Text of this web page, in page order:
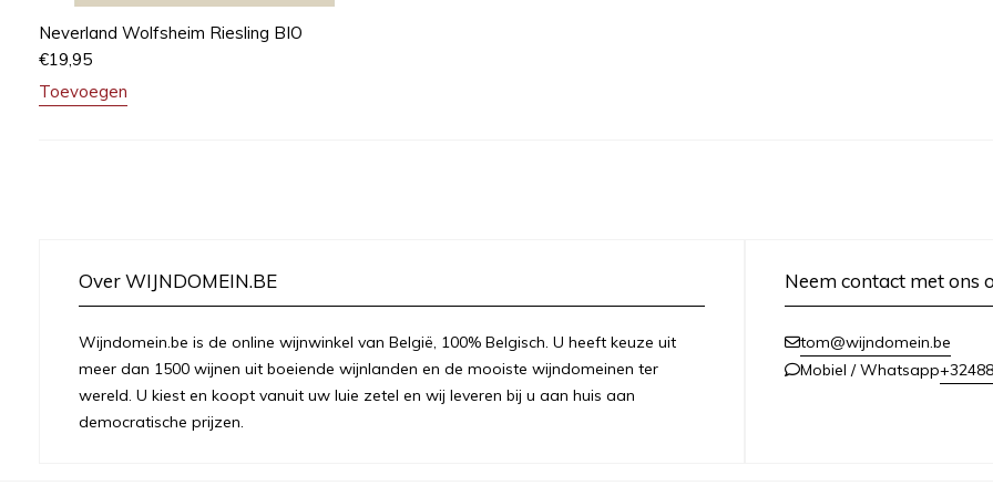
Neverland Wolfsheim Riesling BIO
€19,95
Toevoegen
Over WIJNDOMEIN.BE
Wijndomein.be is de online wijnwinkel van België, 100% Belgisch. U heeft keuze uit
meer dan 1500 wijnen uit boeiende wijnlanden en de mooiste wijndomeinen ter
wereld. U kiest en koopt vanuit uw luie zetel en wij leveren bij u aan huis aan
democratische prijzen.
Neem contact met ons
tom@wijndomein.be
Mobiel / Whatsapp